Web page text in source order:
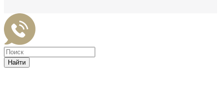
Найти